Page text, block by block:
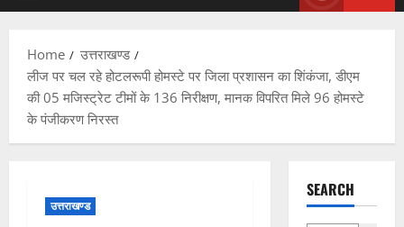
Home
उत्तराखण्ड
लीज पर चल रहे होटलरूपी होमस्टे पर जिला प्रशासन का शिंकंजा, डीएम
की 05 मजिस्ट्रेट टीमों के 136 निरीक्षण, मानक विपरित मिले 96 होमस्टे
के पंजीकरण निरस्त
उत्तराखण्ड
SEARCH